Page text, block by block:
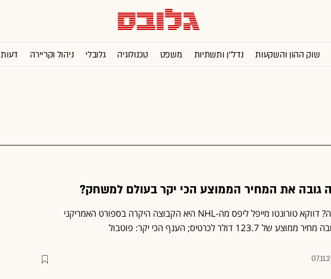
שוק ההון והשקעות נדל''ן ותשתיות משפט טכנולוגיה גלובלי ניהול וקריירה דעות
גובה את המחיר הממוצע הכי יקר בעולם למשחק?
לייקרס? ברצלונה? דווקא טורונטו מייפל ליפס מה-NHL היא הקבוצה היקרה בספורט האמריקני
123.7 דולר לכרטיס; הענף הכי יקר: פוטבול